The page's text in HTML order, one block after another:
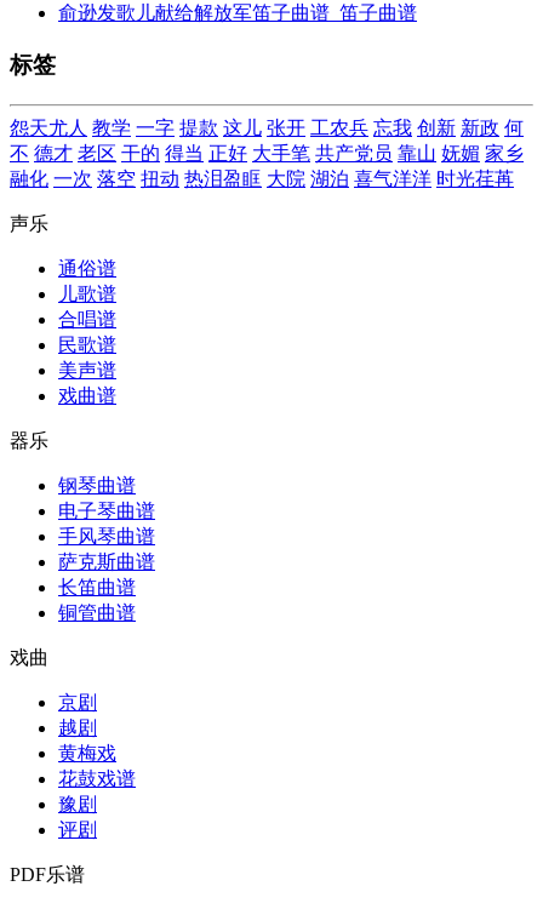
俞逊发歌儿献给解放军笛子曲谱_笛子曲谱
标签
怨天尤人 教学 一字 提款 这儿 张开 工农兵 忘我 创新 新政 何
不 德才 老区 干的 得当 正好 大手笔 共产党员 靠山 妩媚 家乡
融化 一次 落空 扭动 热泪盈眶 大院 湖泊 喜气洋洋 时光荏苒
声乐
通俗谱
儿歌谱
合唱谱
民歌谱
美声谱
戏曲谱
器乐
钢琴曲谱
电子琴曲谱
手风琴曲谱
萨克斯曲谱
长笛曲谱
铜管曲谱
戏曲
京剧
越剧
黄梅戏
花鼓戏谱
豫剧
评剧
PDF乐谱